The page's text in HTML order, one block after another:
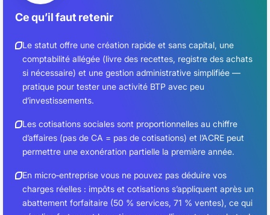
Ce qu’il faut retenir
Le statut offre une création rapide et sans capital, une
comptabilité allégée (livre des recettes, registre des achats
si nécessaire) et une gestion administrative simplifiée —
pratique pour tester une activité BTP avec peu
d’investissements.
Les cotisations sociales sont proportionnelles au chiffre
d’affaires (pas de CA = pas de cotisations) et l’ACRE peut
permettre une exonération partielle la première année.
En micro‑entreprise vous ne pouvez pas déduire vos
charges réelles : impôts et cotisations s’appliquent après un
abattement forfaitaire (50 % services, 71 % ventes), ce qui